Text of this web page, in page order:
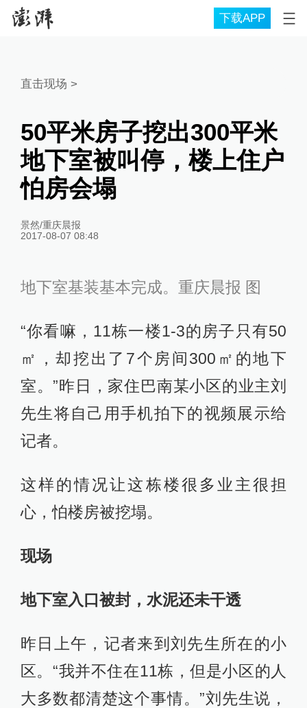
下载APP
直击现场 >
50平米房子挖出300平米
地下室被叫停，楼上住户
怕房会塌
景然/重庆晨报
2017-08-07 08:48
地下室基装基本完成。重庆晨报 图
“你看嘛，11栋一楼1-3的房子只有50
㎡，却挖出了7个房间300㎡的地下
室。”昨日，家住巴南某小区的业主刘
先生将自己用手机拍下的视频展示给
记者。
这样的情况让这栋楼很多业主很担
心，怕楼房被挖塌。
现场
地下室入口被封，水泥还未干透
昨日上午，记者来到刘先生所在的小
区。“我并不住在11栋，但是小区的人
大多数都清楚这个事情。”刘先生说，